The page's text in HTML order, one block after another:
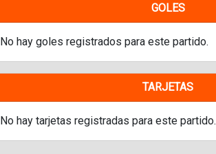
GOLES
No hay goles registrados para este partido.
TARJETAS
No hay tarjetas registradas para este partido.